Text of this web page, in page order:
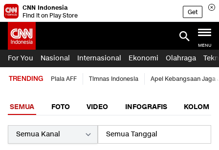
CNN Indonesia
Find it on Play Store
Get
MENU
For You Nasional Internasional Ekonomi Olahraga
TRENDING Piala AFF Timnas Indonesia Apel Kebangsaan Jaga
SEMUA FOTO VIDEO INFOGRAFIS KOLOM